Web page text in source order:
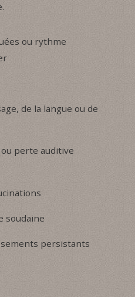
ou rythme
de la langue ou de
perte auditive
soudaine
persistants